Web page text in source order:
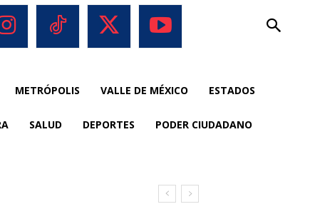
METRÓPOLIS VALLE DE MÉXICO ESTADOS
SALUD DEPORTES PODER CIUDADANO